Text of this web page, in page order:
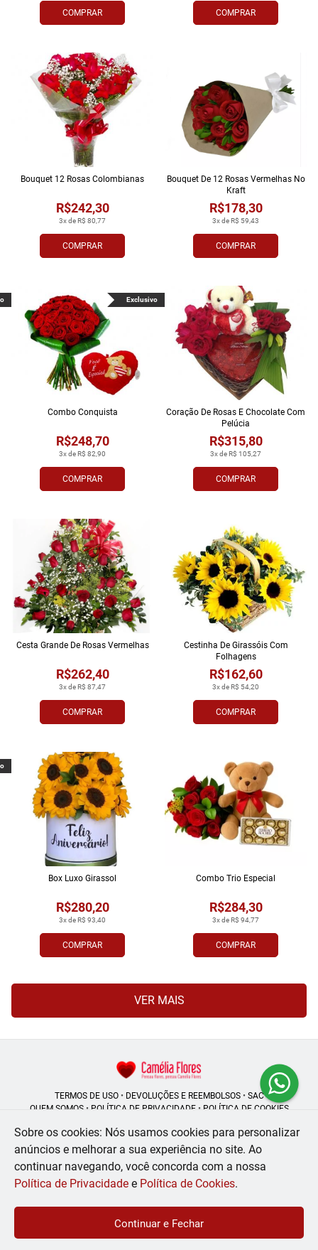
COMPRAR COMPRAR
COMPRAR
3x de R$ 80,77
R$242,30
Bouquet 12 Rosas Colombianas
COMPRAR
3x de R$ 59,43
R$178,30
Bouquet De 12 Rosas Vermelhas No
Kraft
COMPRAR
3x de R$ 82,90
R$248,70
Combo Conquista
Exclusivo
COMPRAR
3x de R$ 105,27
R$315,80
Coração De Rosas E Chocolate Com
Pelúcia
COMPRAR
3x de R$ 87,47
R$262,40
Cesta Grande De Rosas Vermelhas
COMPRAR
3x de R$ 54,20
R$162,60
Cestinha De Girassóis Com
Folhagens
COMPRAR
3x de R$ 93,40
R$280,20
Box Luxo Girassol
COMPRAR
3x de R$ 94,77
R$284,30
Combo Trio Especial
VER MAIS
TERMOS DE USO• DEVOLUÇÕES E REEMBOLSOS• SAC
QUEM SOMOS• POLÍTICA DE PRIVACIDADE• POLÍTICA DE COOKIES
Camélia Flores | CNPJ: 08.250.956/0001-53
Rua do Rosário - 164, Centro - Rio de Janeiro - RJ - 20041-002
© 2024-2026 - Todos os direitos reservados - Desenvolvido por
Sobre os cookies: Nós usamos cookies para personalizar
anúncios e melhorar a sua experiência no site. Ao
continuar navegando, você concorda com a nossa
Política de Privacidade e Política de Cookies.
Continuar e Fechar